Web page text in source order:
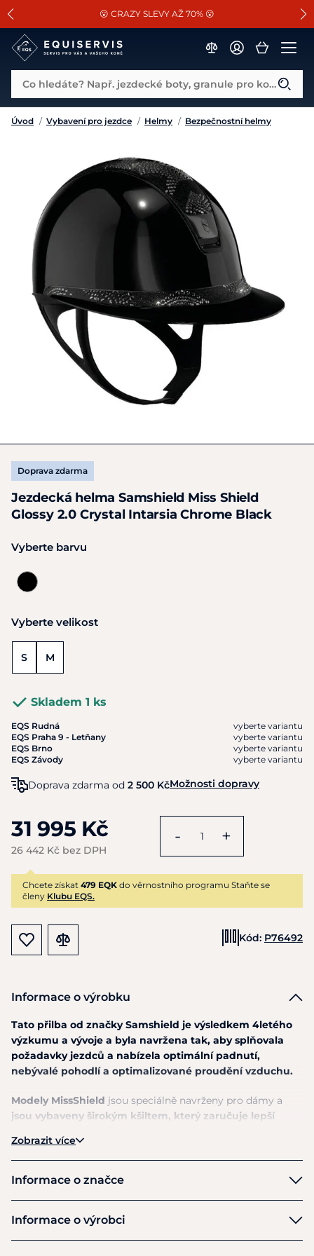
SLEVA 13% na vše od Cassini!
😮 CRAZY SLEVY AŽ 70% 😮
📐Pasování a doplňky k vybraným sedlům ZDARMA 🐴
Co hledáte? Např. jezdecké boty, granule pro koně...
Úvod / Vybavení pro jezdce / Helmy / Bezpečnostní helmy
Doprava zdarma
Jezdecká helma Samshield Miss Shield
Glossy 2.0 Crystal Intarsia Chrome Black
Vyberte barvu
Vyberte velikost
S M
Skladem 1 ks
EQS Rudná
vyberte variantu
EQS Praha 9 - Letňany
vyberte variantu
EQS Brno
vyberte variantu
EQS Závody
vyberte variantu
Doprava zdarma od 2 500 KčMožnosti dopravy
31 995 Kč
26 442 Kč bez DPH
- +
Chcete získat 479 EQK do věrnostního programu Staňte se
členy Klubu EQS.
Kód: P76492
Informace o výrobku
Tato přilba od značky Samshield je výsledkem 4letého
výzkumu a vývoje a byla navržena tak, aby splňovala
požadavky jezdců a nabízela optimální padnutí,
nebývalé pohodlí a optimalizované proudění vzduchu.
Modely MissShield jsou speciálně navrženy pro dámy a
jsou vybaveny širokým kšiltem, který zaručuje lepší
inspirovány klasickými dámskými klobouky, které jsou
základem ženské elegance.
motocyklové helmy. Vnitřní skořepina je z polystyrenu s
proměnlivou hustotou pro lepší rozptyl energie vzniklé
Zobrazit více
Informace o značce
Samshield
Informace o výrobci